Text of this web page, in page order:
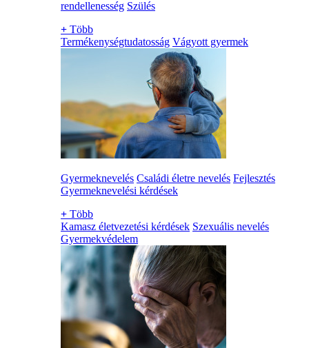
rendellenesség Szülés
+ Több
Termékenységtudatosság Vágyott gyermek
Gyermeknevelés Családi életre nevelés Fejlesztés
Gyermeknevelési kérdések
+ Több
Kamasz életvezetési kérdések Szexuális nevelés
Gyermekvédelem